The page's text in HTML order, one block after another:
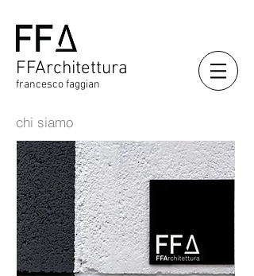
FFArchitettura
francesco faggian
chi siamo